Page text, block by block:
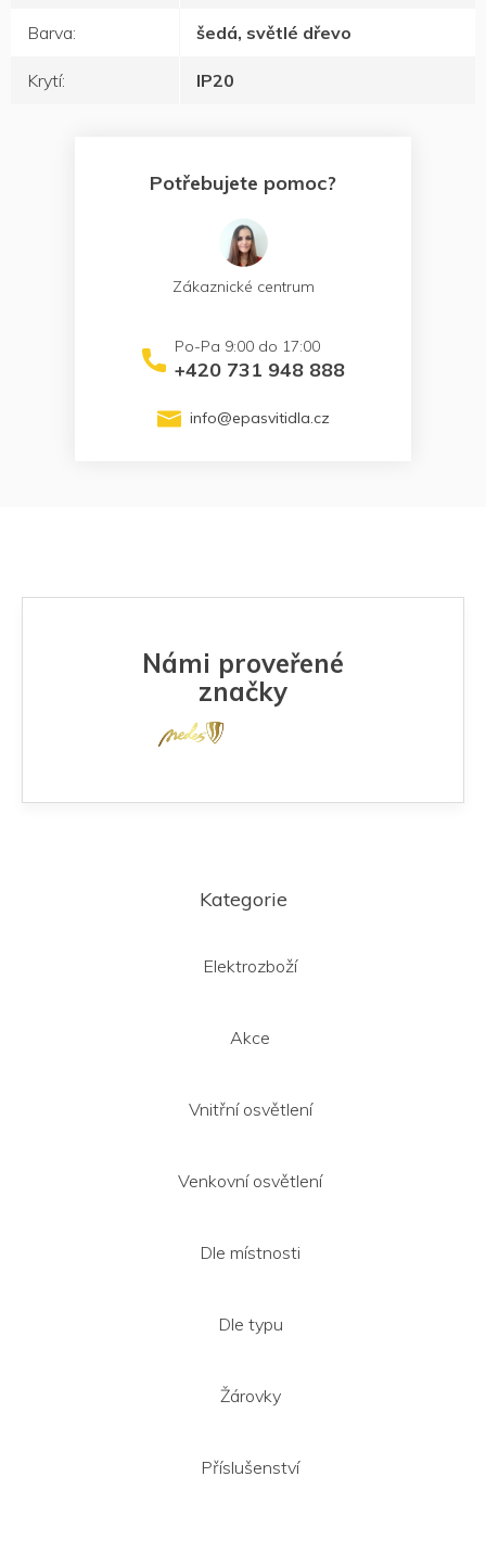
Barva: šedá, světlé dřevo
Krytí: IP20
Potřebujete pomoc?
Zákaznické centrum
+420 731 948 888
info@epasvitidla.cz
Námi proveřené
značky
Kategorie
Elektrozboží
Akce
Vnitřní osvětlení
Venkovní osvětlení
Dle místnosti
Dle typu
Žárovky
Příslušenství